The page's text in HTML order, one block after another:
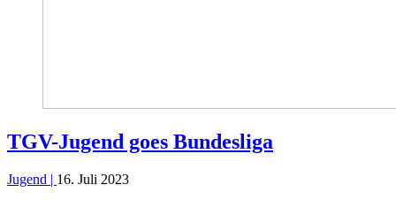
TGV-Jugend goes Bundesliga
Jugend | 16. Juli 2023